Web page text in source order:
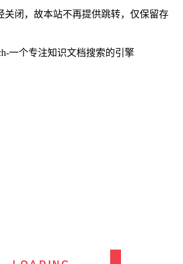
关闭，故本站不再提供跳转，仅保留存
一个专注知识文档搜索的引擎